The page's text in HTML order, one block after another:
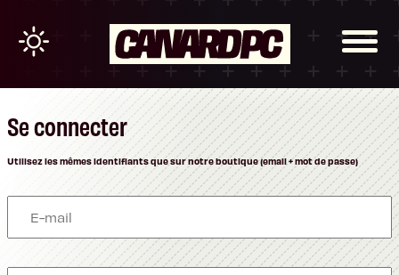
Se connecter
Utilisez les mêmes identifiants que sur notre boutique (email + mot de passe)